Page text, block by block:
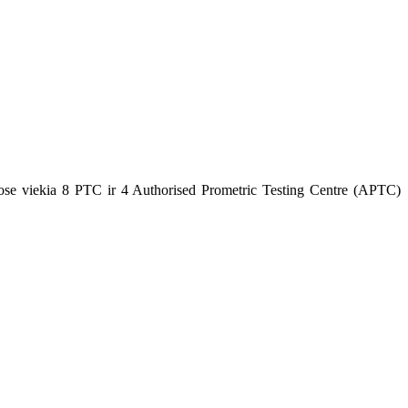
viekia 8 PTC ir 4 Authorised Prometric Testing Centre (APTC)